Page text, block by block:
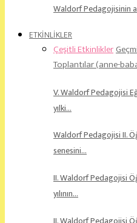
Waldorf Pedagojisinin
ETKİNLİKLER
Çeşitli Etkinlikler
Toplantılar (anne-
V. Waldorf Pedagojisi
yılki…
Waldorf Pedagojisi II.
senesini…
II. Waldorf Pedagojisi
yılının…